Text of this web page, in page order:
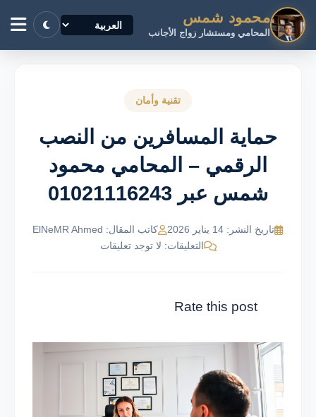
محمود شمس
المحامي ومستشار زواج الأجانب
تقنية وأمان
حماية المسافرين من النصب
الرقمي – المحامي محمود
شمس عبر 01021116243
تاريخ النشر: 14 يناير 2026
كاتب المقال: ElNeMR Ahmed
التعليقات: لا توجد تعليقات
Rate this post